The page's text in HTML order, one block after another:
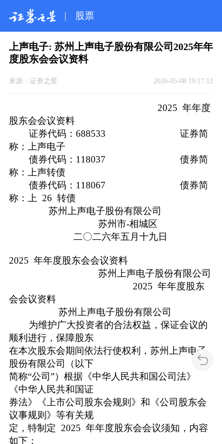
| 股票
上声电子: 苏州上声电子股份有限公司2025年年
度股东会会议资料
来源： 证券之星 2026-05-08 19:17:12
​ 2025 年年度
股东会会议资料
证券代码：688533 证券简
称：上声电子
债券代码：118037 债券简
称：上声转债
债券代码：118067 债券简
称：上 26 转债
苏州上声电子股份有限公司
苏州市-相城区
二〇二六年五月十九日
2025 年年度股东会会议资料
苏州上声电子股份有限公司
​ 2025 年年度股东
会会议资料
苏州上声电子股份有限公司
为维护广大投资者的合法权益，保证会议的
顺利进行，保障股东
在本次股东会期间依法行使权利，苏州上声电子
股份有限公司（以下
简称“公司”）根据《中华人民共和国公司法》
《中华人民共和国证
券法》《上市公司股东会规则》和《公司股东会
议事规则》等有关规
定，特制定 2025 年年度股东会会议须知，内容
如下：